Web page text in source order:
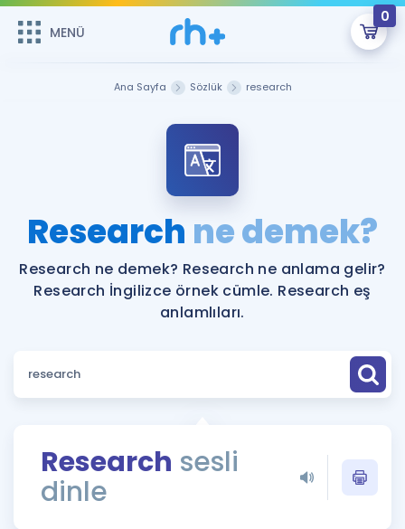
MENÜ
0
ÜYE DEĞİLİM
Sepetin Şu An Boş.
Remzi Hoca ile seni sınava hazırlayacak onlarca eğitim seni
bekliyor!
MENÜ
Faydalı Araçlar
Sözlük
Rehberlik Aracı
ÖSYM Sınav Takvimi
Hakkımızda
Ana Sayfa Sözlük research
Research ne demek?
Research ne demek? Research ne anlama gelir?
Research İngilizce örnek cümle. Research eş
anlamlıları.
Research sesli
dinle